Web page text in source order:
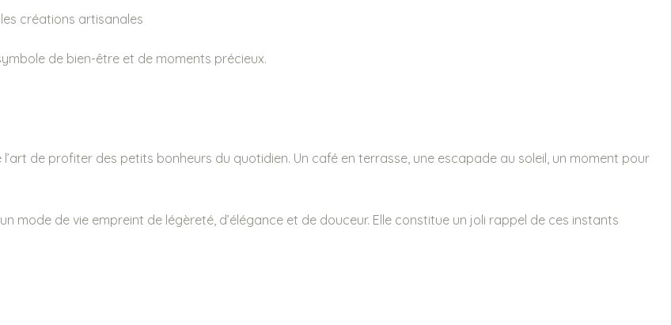
créations artisanales
de bien-être et de moments précieux.
l’art de profiter des petits bonheurs du quotidien. Un café en terrasse, une escapade au soleil, un moment pour
de vie empreint de légèreté, d’élégance et de douceur. Elle constitue un joli rappel de ces instants